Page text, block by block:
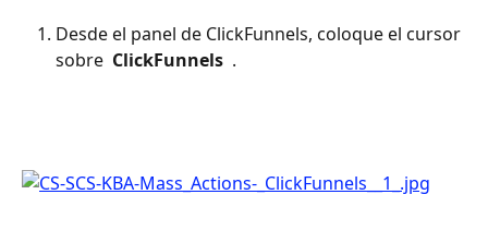
Desde el panel de ClickFunnels, coloque el cursor
sobre ClickFunnels .